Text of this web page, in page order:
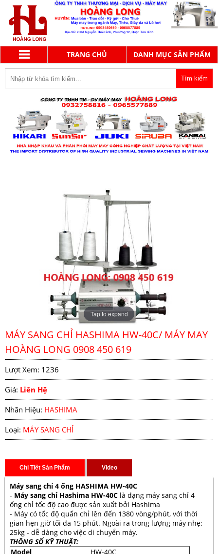
TRANG CHỦ DANH MỤC SẢN PHẨM
Tap to expand
MÁY SANG CHỈ HASHIMA HW-40C/ MÁY MAY
HOÀNG LONG 0908 450 619
Lượt Xem: 1236
Giá: Liên Hệ
Nhãn Hiệu: HASHIMA
Loại: MÁY SANG CHỈ
Chi Tiết Sản Phẩm Video
Máy sang chỉ 4 ống HASHIMA HW-40C
- Máy sang chỉ Hashima HW-40C là dạng máy sang chỉ 4
ống chỉ tốc độ cao được sản xuất bởi Hashima
- Máy có tốc độ quấn chỉ lên đến 1380 vòng/phút, với thời
gian hẹn giờ tối đa 15 phút. Ngoài ra trong lượng máy nhẹ:
25kg - dễ dàng cho việc di chuyển máy.
THÔNG SỐ KỸ THUẬT:
Model
HW-40C